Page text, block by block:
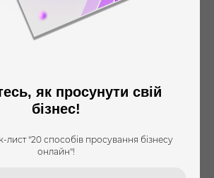
як просунути свій
бізнес!
лист "20 способів просування бізнесу
онлайн"!
Докладніше